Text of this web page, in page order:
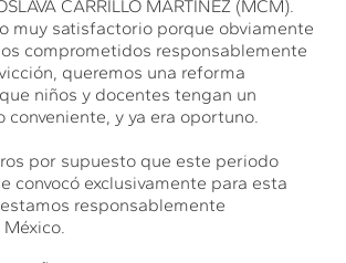
CARRILLO MARTÍNEZ (MCM).
muy satisfactorio porque obviamente
comprometidos responsablemente
queremos una reforma
niños y docentes tengan un
y ya era oportuno.
por supuesto que este periodo
convocó exclusivamente para esta
responsablemente